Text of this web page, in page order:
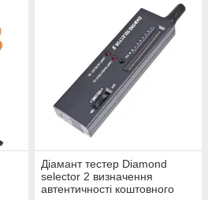
Діамант тестер Diamond
selector 2 визначення
автентичності коштовного